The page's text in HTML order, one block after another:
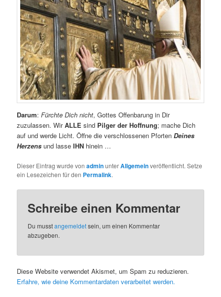
Darum:Fürchte Dich nicht, Gottes Offenbarung in Dir
zuzulassen. WirALLEsind Pilger der Hoffnung; mache Dich
auf und werde Licht. Öffne die verschlossenen PfortenDeines
Herzens und lasseIHN hinein …
Dieser Eintrag wurde vonadminunterAllgemeinveröffentlicht. Setze
ein Lesezeichen für den Permalink.
Schreibe einen Kommentar
Du musstangemeldetsein, um einen Kommentar
abzugeben.
Diese Website verwendet Akismet, um Spam zu reduzieren.
Erfahre, wie deine Kommentardaten verarbeitet werden.